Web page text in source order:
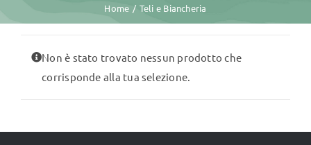
ABBIGLIAMENTO
Home Teli e Biancheria
Non è stato trovato nessun prodotto che
corrisponde alla tua selezione.